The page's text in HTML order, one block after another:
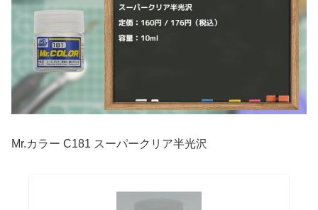
Mr.カラー C181 スーパークリア半光沢